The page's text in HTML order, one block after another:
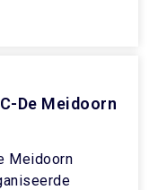
De Meidoorn
Meidoorn